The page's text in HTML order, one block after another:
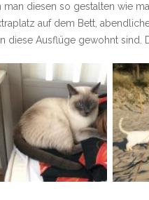
man diesen so gestalten wie
auf dem Bett,
diese Ausflüge gewohnt